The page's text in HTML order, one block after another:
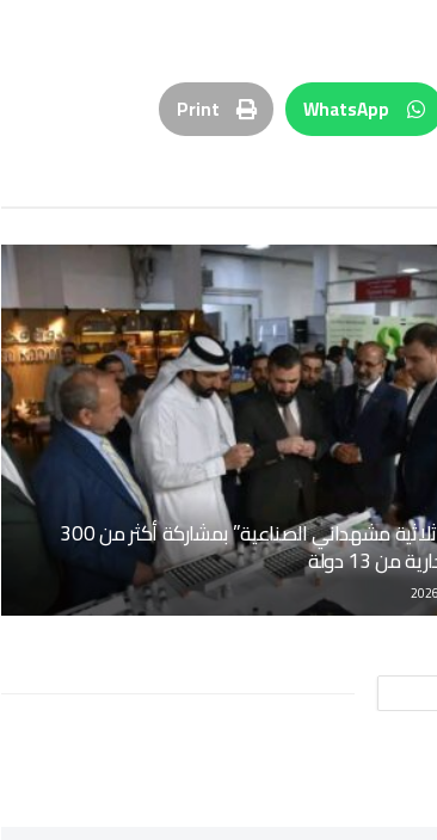
WhatsApp
Print
انطلاق “ثلاثية مشهداني الصناعية” بمشاركة أكثر من 300
من 13 دولة